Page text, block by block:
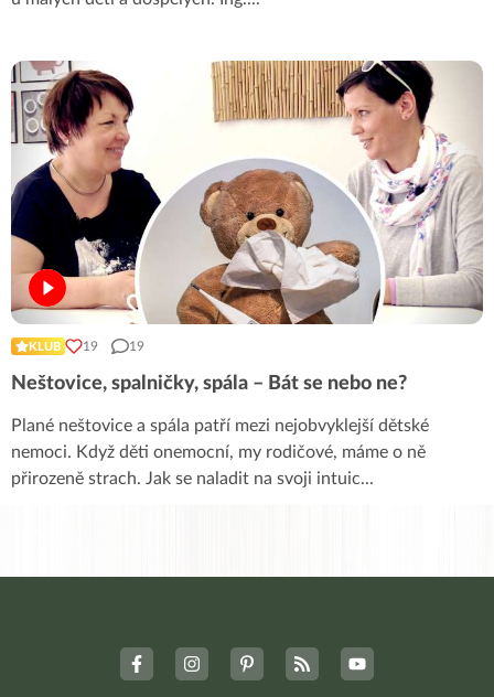
KLUB 19 19
Neštovice, spalničky, spála – Bát se nebo ne?
Plané neštovice a spála patří mezi nejobvyklejší dětské
nemoci. Když děti onemocní, my rodičové, máme o ně
přirozeně strach. Jak se naladit na svoji intuic...